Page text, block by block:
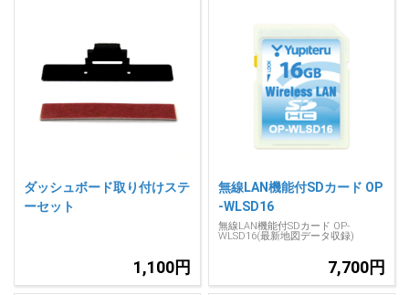
スペアパーツ
ダイレクト
アイテム一覧 バーチャルストア
人気
駐車監視セット
サポートカー用品
大口注文はこちら
お役立ち情報・トピックス
scroll
登録後すぐに使える1000ポイントをプレゼント
ダッシュボード取り付けステ
ーセット
1,100円
無線LAN機能付SDカード OP
-WLSD16
無線LAN機能付SDカード OP-
WLSD16(最新地図データ収録)
7,700円